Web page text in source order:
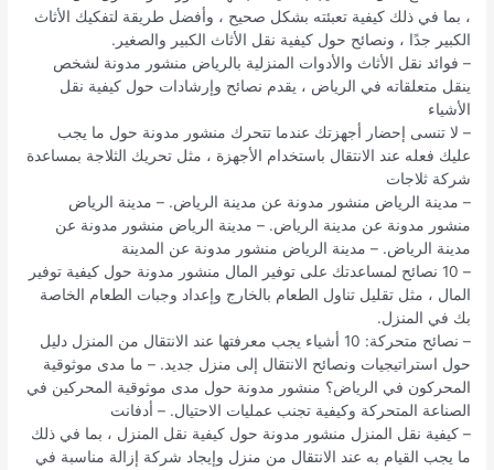
، بما في ذلك كيفية تعبئته بشكل صحيح ، وأفضل طريقة لتفكيك الأثاث
الكبير جدًا ، ونصائح حول كيفية نقل الأثاث الكبير والصغير.
– فوائد نقل الأثاث والأدوات المنزلية بالرياض منشور مدونة لشخص
ينقل متعلقاته في الرياض ، يقدم نصائح وإرشادات حول كيفية نقل
الأشياء
– لا تنسى إحضار أجهزتك عندما تتحرك منشور مدونة حول ما يجب
عليك فعله عند الانتقال باستخدام الأجهزة ، مثل تحريك الثلاجة بمساعدة
شركة ثلاجات
– مدينة الرياض منشور مدونة عن مدينة الرياض. – مدينة الرياض
منشور مدونة عن مدينة الرياض. – مدينة الرياض منشور مدونة عن
مدينة الرياض. – مدينة الرياض منشور مدونة عن المدينة
– 10 نصائح لمساعدتك على توفير المال منشور مدونة حول كيفية توفير
المال ، مثل تقليل تناول الطعام بالخارج وإعداد وجبات الطعام الخاصة
بك في المنزل.
– نصائح متحركة: 10 أشياء يجب معرفتها عند الانتقال من المنزل دليل
حول استراتيجيات ونصائح الانتقال إلى منزل جديد. – ما مدى موثوقية
المحركون في الرياض؟ منشور مدونة حول مدى موثوقية المحركين في
الصناعة المتحركة وكيفية تجنب عمليات الاحتيال. – أدفانت
– كيفية نقل المنزل منشور مدونة حول كيفية نقل المنزل ، بما في ذلك
ما يجب القيام به عند الانتقال من منزل وإيجاد شركة إزالة مناسبة في